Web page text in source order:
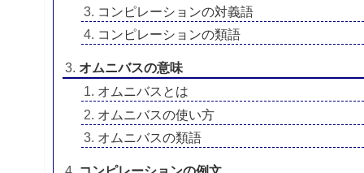
コンピレーションの対義語
コンピレーションの類語
オムニバスの意味
オムニバスとは
オムニバスの使い方
オムニバスの類語